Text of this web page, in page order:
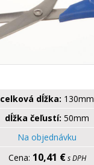
celková dĺžka: 130mm
dĺžka čeľustí: 50mm
Na objednávku
10,41 € s DPH